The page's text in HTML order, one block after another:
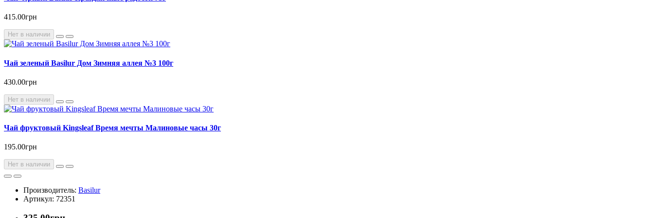
415.00грн
Нет в наличии
Чай зеленый Basilur Дом Зимняя аллея №3 100г
430.00грн
Нет в наличии
Чай фруктовый Kingsleaf Время мечты Малиновые часы 30г
195.00грн
Нет в наличии
Производитель: Basilur
Артикул: 72351